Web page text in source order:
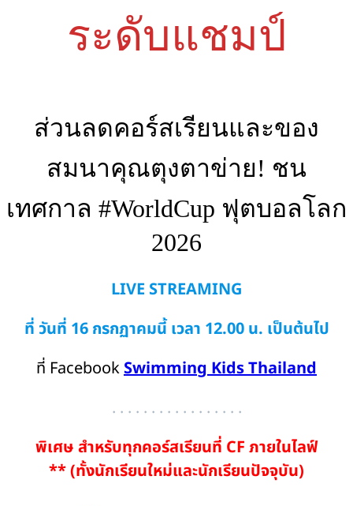
ระดับแชมป์
ส่วนลดคอร์สเรียนและของ
สมนาคุณตุงตาข่าย! ชน
เทศกาล #WorldCup ฟุตบอลโลก
2026
LIVE STREAMING
ที่ วันที่ 16 กรกฏาคมนี้ เวลา 12.00 น. เป็นต้นไป
ที่ FacebookSwimming Kids Thailand
. . . . . . . . . . . . . . . . .
พิเศษ สำหรับทุกคอร์สเรียนที่ CF ภายในไลฟ์
** (ทั้งนักเรียนใหม่และนักเรียนปัจจุบัน)